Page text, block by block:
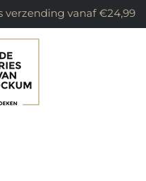
verzending vanaf €24,99